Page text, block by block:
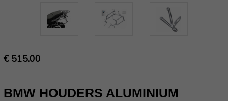
€ 515.00
BMW HOUDERS ALUMINIUM